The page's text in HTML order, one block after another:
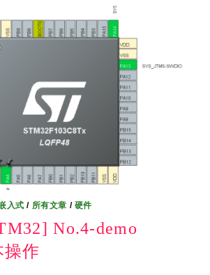
入式 / 所有文章 / 硬件
No.4-demo
操作